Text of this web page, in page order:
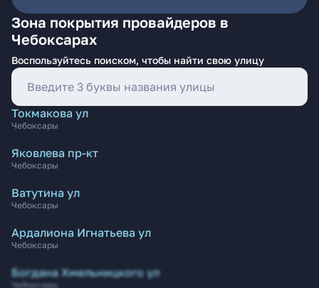
Зона покрытия провайдеров в
Чебоксарах
Воспользуйтесь поиском, чтобы найти свою улицу
Токмакова ул
Чебоксары
Яковлева пр-кт
Чебоксары
Ватутина ул
Чебоксары
Ардалиона Игнатьева ул
Чебоксары
Богдана Хмельницкого ул
Чебоксары